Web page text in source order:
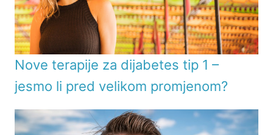
Nove terapije za dijabetes tip 1 –
jesmo li pred velikom promjenom?